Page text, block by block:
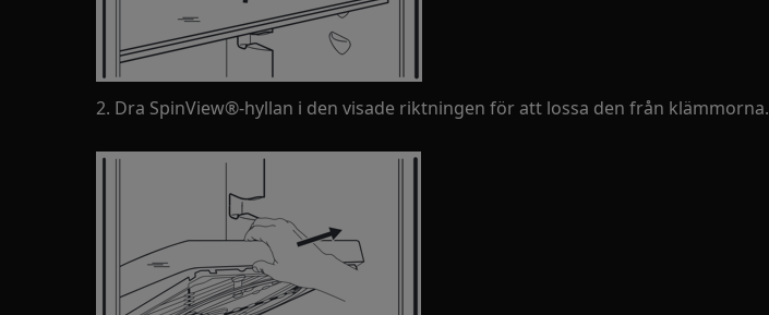
2. Dra SpinView®-hyllan i den visade riktningen för att lossa den från klämmorna.